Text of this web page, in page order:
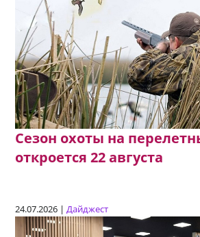
Сезон охоты на
откроется 22 августа
24.07.2026 |Дайджест